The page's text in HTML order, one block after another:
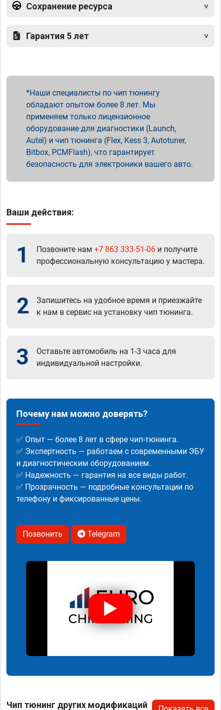
Сохранение ресурса
Гарантия 5 лет
Наши специалисты по чип тюнингу
обладают опытом более 8 лет. Мы
применяем только лицензионное
оборудование для диагностики (Launch,
Autel) и чип тюнинга (Flex, Kess 3, Autotuner,
Bitbox, PCMFlash), что гарантирует
безопасность для электроники вашего авто.
Ваши действия:
1 Позвоните нам +7 863 333-51-06 и получите
профессиональную консультацию у мастера.
2
Запишитесь на удобное время и приезжайте
к нам в сервис на установку чип тюнинга.
3
Оставьте автомобиль на 1-3 часа для
индивидуальной настройки.
Почему нам можно доверять?
✅ Опыт — более 8 лет в сфере чип-тюнинга.
✅ Экспертность — работаем с современными ЭБУ
и диагностическим оборудованием.
✅ Надежность — гарантия на все виды работ.
✅ Прозрачность — подробные консультации по
телефону и фиксированные цены.
Позвонить Telegram
Чип тюнинг других модификаций